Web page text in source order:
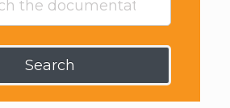
Search